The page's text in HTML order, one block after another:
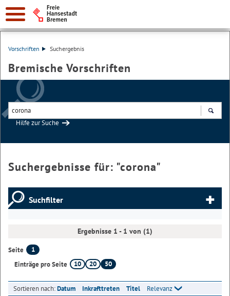
Vorschriften Suchergebnis
Bremische Vorschriften
Hilfe zur Suche
Suchergebnisse für: "corona"
Suchfilter
Ergebnisse 1 - 1 von (1)
Seite
1
Einträge pro Seite
10 20 50
Sortieren nach:Datum Inkrafttreten Titel Relevanz